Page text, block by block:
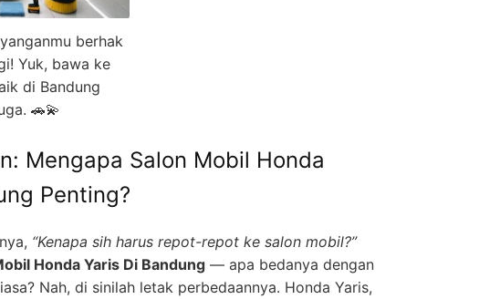
berhak
Yuk, bawa ke
di Bandung
🚗💫
Mengapa Salon Mobil Honda
Penting?
“Kenapa sih harus repot-repot ke salon mobil?”
Honda Yaris Di Bandung — apa bedanya dengan
Nah, di sinilah letak perbedaannya. Honda Yaris,